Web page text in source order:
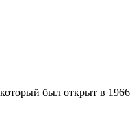
был открыт в